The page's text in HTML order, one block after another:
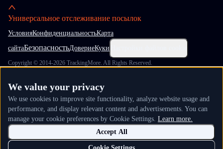
Универсальное отслеживание посылок
УсловияКонфиденциальностьКарта
сайтаБезопасностьДовериеКуки
Copyright © 2014-2026 TrackingMore. All Rights Reserved.
We value your privacy
We use cookies to improve site functionality, analyze website usage and
performance, and display relevant content and advertisements. You can
manage your cookie preferences by Cookie Settings. Learn more.
Accept All